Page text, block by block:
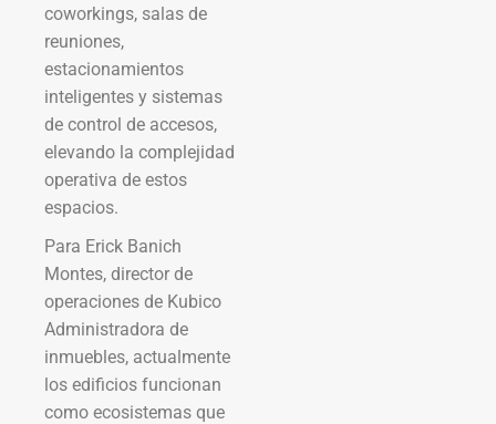
coworkings, salas de
reuniones,
estacionamientos
inteligentes y sistemas
de control de accesos,
elevando la complejidad
operativa de estos
espacios.
Para Erick Banich
Montes, director de
operaciones de Kubico
Administradora de
inmuebles, actualmente
los edificios funcionan
como ecosistemas que